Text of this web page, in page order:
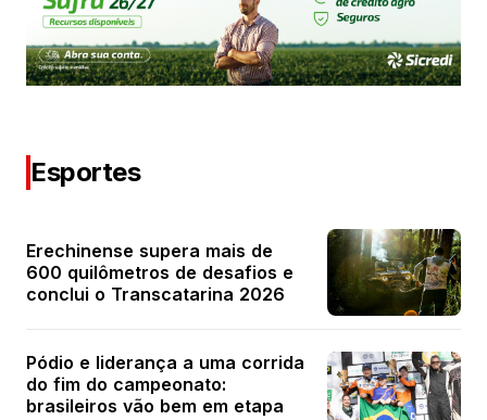
Esportes
Erechinense supera mais de
600 quilômetros de desafios e
conclui o Transcatarina 2026
Pódio e liderança a uma corrida
do fim do campeonato:
brasileiros vão bem em etapa